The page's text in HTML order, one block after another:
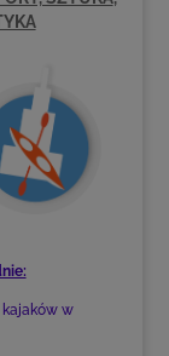
w